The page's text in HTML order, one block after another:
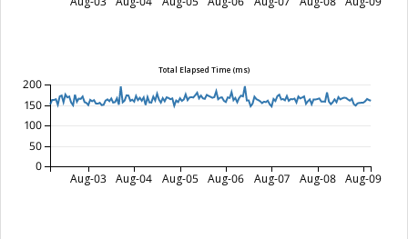
Total Elapsed Time (ms)
Aug-03 Aug-04 Aug-05 Aug-06 Aug-07 Aug-08 Aug-09
0
50
100
150
200